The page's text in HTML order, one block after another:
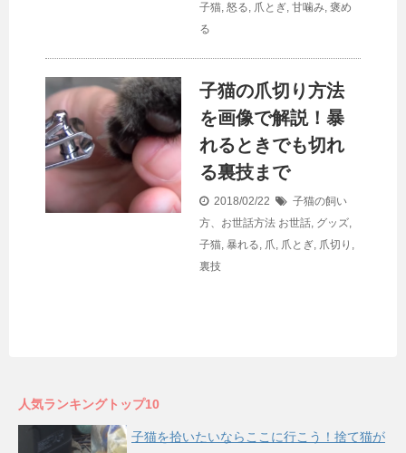
子猫, 怒る, 爪とぎ, 甘噛み, 褒め
る
子猫の爪切り方法
を画像で解説！暴
れるときでも切れ
る裏技まで
2018/02/22
子猫の飼い
方、お世話方法 お世話, グッズ,
子猫, 暴れる, 爪, 爪とぎ, 爪切り ,
裏技
人気ランキングトップ10
子猫を拾いたいならここに行こう！捨て猫が